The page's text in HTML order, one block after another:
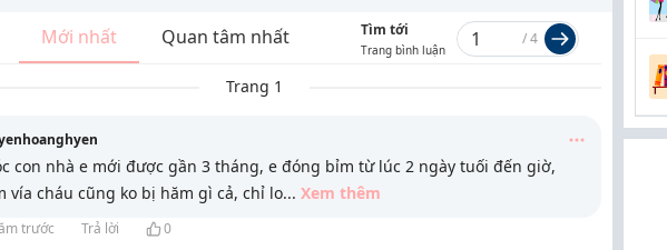
Mới nhất Quan tâm nhất Tìm tới
Trang bình luận
/4
Trang 1
con nhà e mới được gần 3 tháng, e đóng bỉm từ lúc 2 ngày tuối đến giờ,
vía cháu cũng ko bị hăm gì cả, chỉ lo... Xem thêm
trước Trả lời 0